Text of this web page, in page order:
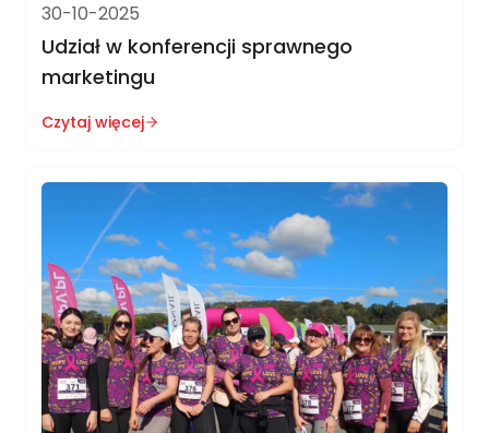
30-10-2025
Udział w konferencji sprawnego
marketingu
Czytaj więcej